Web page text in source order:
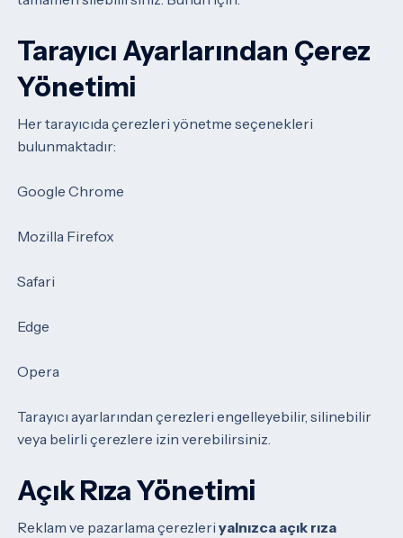
Tarayıcı Ayarlarından Çerez
Yönetimi
Her tarayıcıda çerezleri yönetme seçenekleri
bulunmaktadır:
Google Chrome
Mozilla Firefox
Safari
Edge
Opera
Tarayıcı ayarlarından çerezleri engelleyebilir, silinebilir
veya belirli çerezlere izin verebilirsiniz.
Açık Rıza Yönetimi
Reklam ve pazarlama çerezleriyalnızca açık rıza